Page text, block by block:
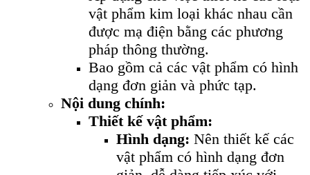
vật phẩm kim loại khác nhau cần
được mạ điện bằng các phương
pháp thông thường.
Bao gồm cả các vật phẩm có hình
dạng đơn giản và phức tạp.
Nội dung chính:
Thiết kế vật phẩm:
Hình dạng: Nên thiết kế các
vật phẩm có hình dạng đơn